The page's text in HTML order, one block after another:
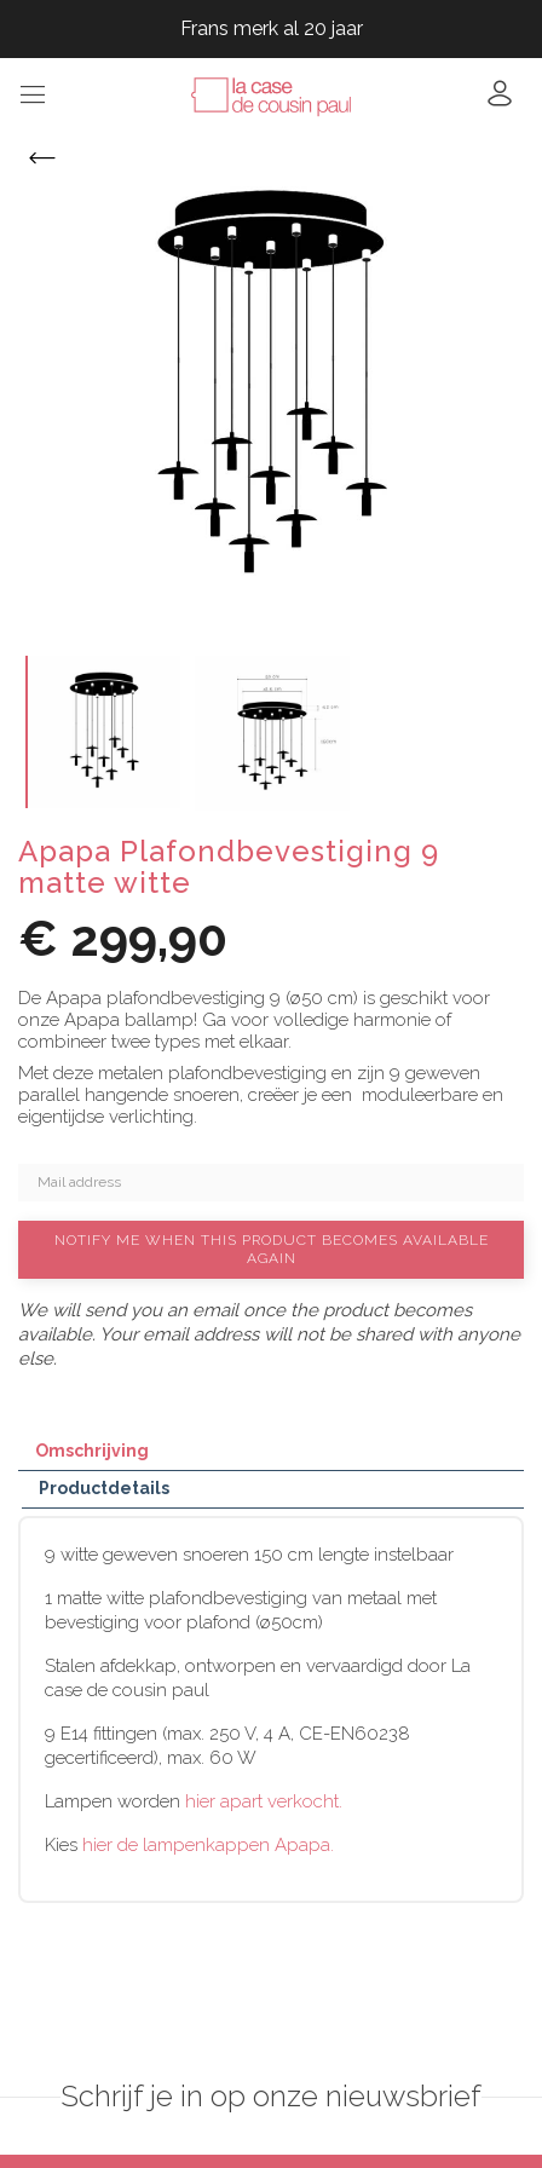
Frans merk al 20 jaar
Frans merk al 20 jaar
Frans merk al 20 jaar
Apapa Plafondbevestiging 9
matte witte
€ 299,90
De Apapa plafondbevestiging 9 (ø50 cm) is geschikt voor
onze Apapa ballamp! Ga voor volledige harmonie of
combineer twee types met elkaar.
Met deze metalen plafondbevestiging en zijn 9 geweven
parallel hangende snoeren, creëer je een moduleerbare en
eigentijdse verlichting.
NOTIFY ME WHEN THIS PRODUCT BECOMES AVAILABLE
AGAIN
We will send you an email once the product becomes
available. Your email address will not be shared with anyone
else.
Omschrijving
Productdetails
9 witte geweven snoeren 150 cm lengte instelbaar
1 matte witte plafondbevestiging van metaal met
bevestiging voor plafond (ø50cm)
Stalen afdekkap, ontworpen en vervaardigd door La
case de cousin paul
9 E14 fittingen (max. 250 V, 4 A, CE-EN60238
gecertificeerd), max. 60 W
Lampen worden hier apart verkocht.
Kies hier de lampenkappen Apapa.
Schrijf je in op onze nieuwsbrief